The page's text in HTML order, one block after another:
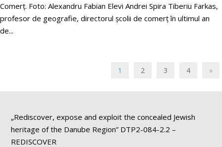
Comerț. Foto: Alexandru Fabian Elevi Andrei Spira Tiberiu Farkas,
profesor de geografie, directorul şcolii de comerț în ultimul an
de...
1 2 3 4 »
„Rediscover, expose and exploit the concealed Jewish
heritage of the Danube Region” DTP2-084-2.2 –
REDISCOVER